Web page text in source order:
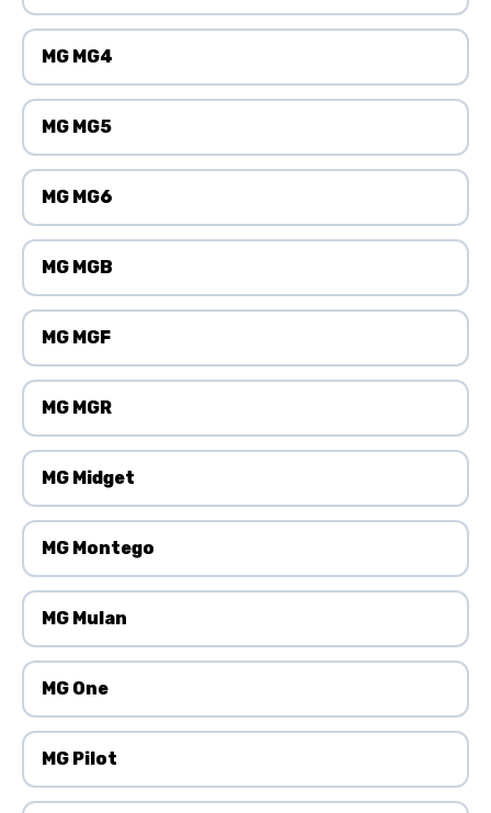
MG MG4
MG MG5
MG MG6
MG MGB
MG MGF
MG MGR
MG Midget
MG Montego
MG Mulan
MG One
MG Pilot